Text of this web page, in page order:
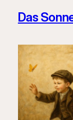
Das